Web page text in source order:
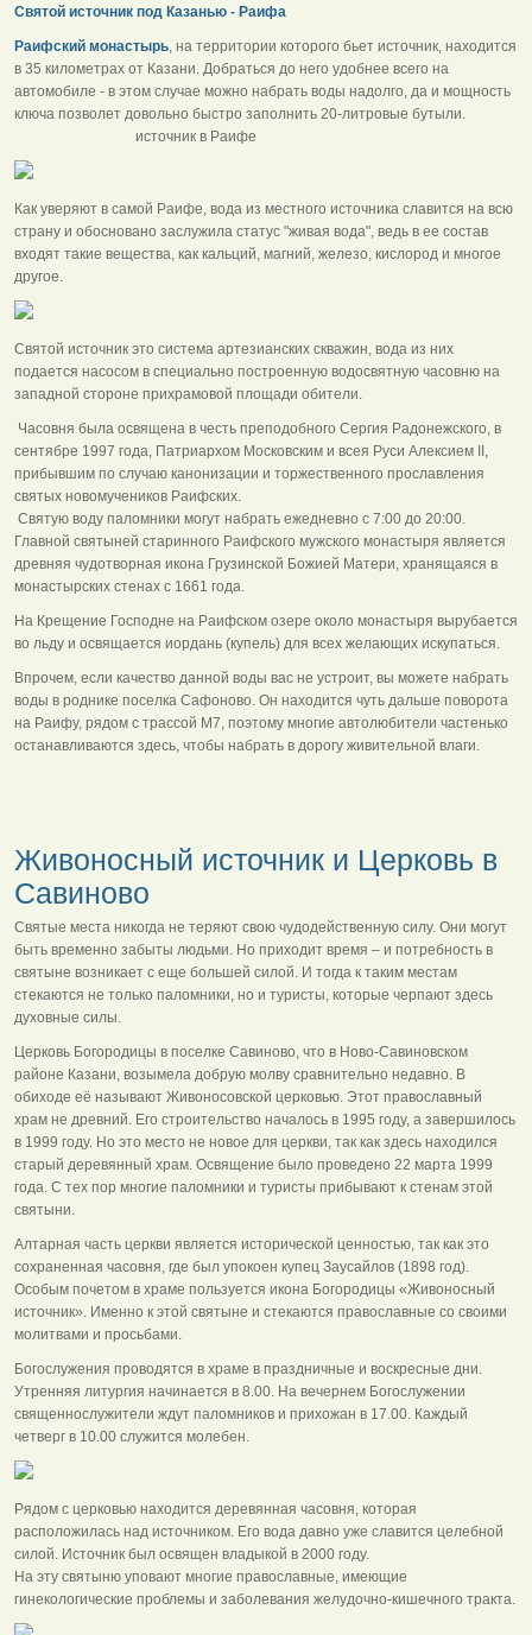
Святой источник под Казанью - Раифа
Раифский монастырь, на территории которого бьет источник, находится
в 35 километрах от Казани. Добраться до него удобнее всего на
автомобиле - в этом случае можно набрать воды надолго, да и мощность
ключа позволет довольно быстро заполнить 20-литровые бутыли.
источник в Раифе
Как уверяют в самой Раифе, вода из местного источника славится на всю
страну и обосновано заслужила статус "живая вода", ведь в ее состав
входят такие вещества, как кальций, магний, железо, кислород и многое
другое.
Святой источник это система артезианских скважин, вода из них
подается насосом в специально построенную водосвятную часовню на
западной стороне прихрамовой площади обители.
Часовня была освящена в честь преподобного Сергия Радонежского, в
сентябре 1997 года, Патриархом Московским и всея Руси Алексием II,
прибывшим по случаю канонизации и торжественного прославления
святых новомучеников Раифских.
Святую воду паломники могут набрать ежедневно с 7:00 до 20:00.
Главной святыней старинного Раифского мужского монастыря является
древняя чудотворная икона Грузинской Божией Матери, хранящаяся в
монастырских стенах с 1661 года.
На Крещение Господне на Раифском озере около монастыря вырубается
во льду и освящается иордань (купель) для всех желающих искупаться.
Впрочем, если качество данной воды вас не устроит, вы можете набрать
воды в роднике поселка Сафоново. Он находится чуть дальше поворота
на Раифу, рядом с трассой М7, поэтому многие автолюбители частенько
останавливаются здесь, чтобы набрать в дорогу живительной влаги.
Живоносный источник и Церковь в
Савиново
Святые места никогда не теряют свою чудодейственную силу. Они могут
быть временно забыты людьми. Но приходит время – и потребность в
святыне возникает с еще большей силой. И тогда к таким местам
стекаются не только паломники, но и туристы, которые черпают здесь
духовные силы.
Церковь Богородицы в поселке Савиново, что в Ново-Савиновском
районе Казани, возымела добрую молву сравнительно недавно. В
обиходе её называют Живоносовской церковью. Этот православный
храм не древний. Его строительство началось в 1995 году, а завершилось
в 1999 году. Но это место не новое для церкви, так как здесь находился
старый деревянный храм. Освящение было проведено 22 марта 1999
года. С тех пор многие паломники и туристы прибывают к стенам этой
святыни.
Алтарная часть церкви является исторической ценностью, так как это
сохраненная часовня, где был упокоен купец Заусайлов (1898 год).
Особым почетом в храме пользуется икона Богородицы «Живоносный
источник». Именно к этой святыне и стекаются православные со своими
молитвами и просьбами.
Богослужения проводятся в храме в праздничные и воскресные дни.
Утренняя литургия начинается в 8.00. На вечернем Богослужении
священнослужители ждут паломников и прихожан в 17.00. Каждый
четверг в 10.00 служится молебен.
Рядом с церковью находится деревянная часовня, которая
расположилась над источником. Его вода давно уже славится целебной
силой. Источник был освящен владыкой в 2000 году.
На эту святыню уповают многие православные, имеющие
гинекологические проблемы и заболевания желудочно-кишечного тракта.